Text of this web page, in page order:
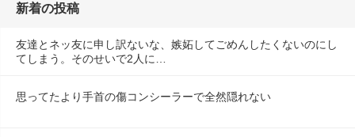
新着の投稿
友達とネッ友に申し訳ないな、嫉妬してごめんしたくないのにし
てしまう。そのせいで2人に…
思ってたより手首の傷コンシーラーで全然隠れない